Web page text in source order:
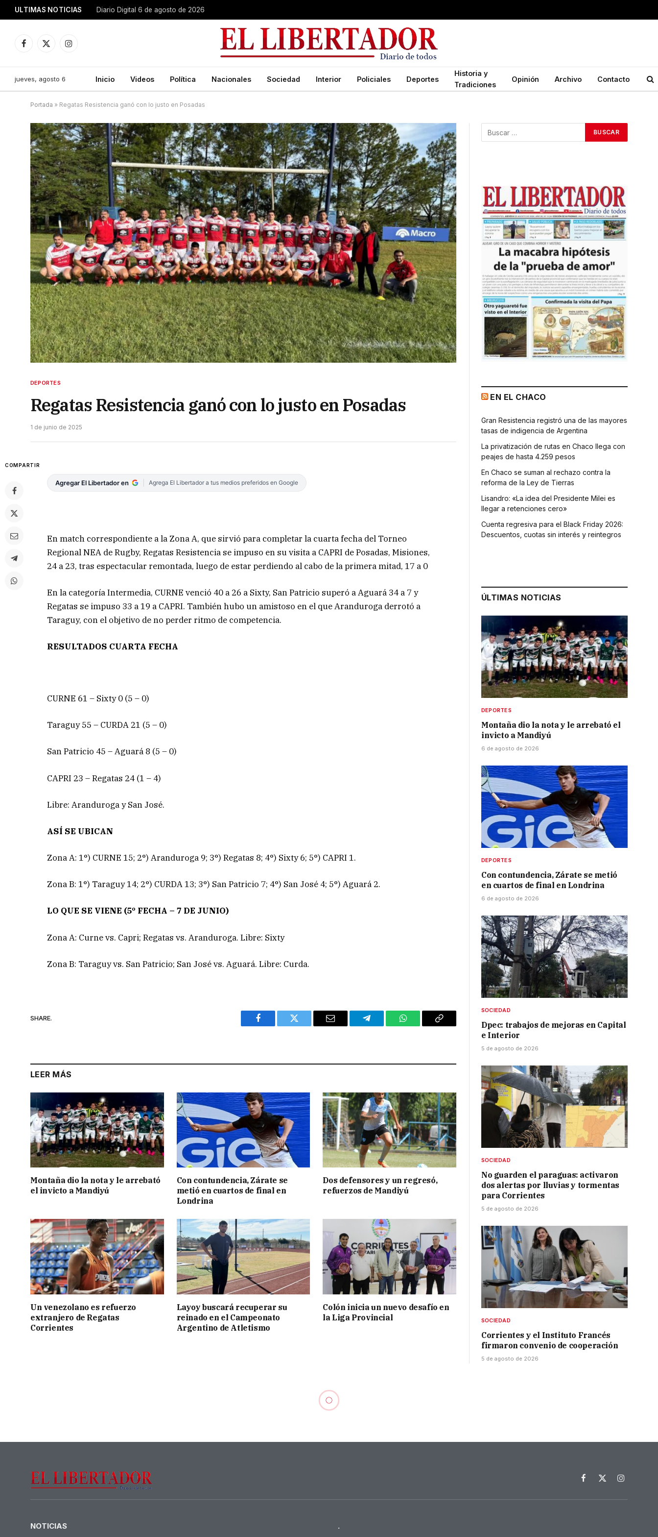
ULTIMAS NOTICIAS Diario Digital 6 de agosto de 2026
Facebook
X
Instagram
jueves, agosto 6 Inicio Videos Política Nacionales Sociedad Interior Policiales Deportes
Historia y
Tradiciones
Opinión Archivo Contacto
Portada » Regatas Resistencia ganó con lo justo en Posadas
DEPORTES
Regatas Resistencia ganó con lo justo en Posadas
1 de junio de 2025
COMPARTIR
Agregar El Libertador en Agrega El Libertador a tus medios preferidos en Google
En match correspondiente a la Zona A, que sirvió para completar la cuarta fecha del Torneo
Regional NEA de Rugby, Regatas Resistencia se impuso en su visita a CAPRI de Posadas, Misiones,
24 a 23, tras espectacular remontada, luego de estar perdiendo al cabo de la primera mitad, 17 a 0
En la categoría Intermedia, CURNE venció 40 a 26 a Sixty, San Patricio superó a Aguará 34 a 7 y
Regatas se impuso 33 a 19 a CAPRI. También hubo un amistoso en el que Aranduroga derrotó a
Taraguy, con el objetivo de no perder ritmo de competencia.
RESULTADOS CUARTA FECHA
CURNE 61 – Sixty 0 (5 – 0)
Taraguy 55 – CURDA 21 (5 – 0)
San Patricio 45 – Aguará 8 (5 – 0)
CAPRI 23 – Regatas 24 (1 – 4)
Libre: Aranduroga y San José.
ASÍ SE UBICAN
Zona A: 1°) CURNE 15; 2°) Aranduroga 9; 3°) Regatas 8; 4°) Sixty 6; 5°) CAPRI 1.
Zona B: 1°) Taraguy 14; 2°) CURDA 13; 3°) San Patricio 7; 4°) San José 4; 5°) Aguará 2.
LO QUE SE VIENE (5º FECHA – 7 DE JUNIO)
Zona A: Curne vs. Capri; Regatas vs. Aranduroga. Libre: Sixty
Zona B: Taraguy vs. San Patricio; San José vs. Aguará. Libre: Curda.
SHARE.
Facebook Twitter Email Telegram WhatsAppCopy
LEER MÁS
Montaña dio la nota y le arrebató
el invicto a Mandiyú
Con contundencia, Zárate se
metió en cuartos de final en
Londrina
Dos defensores y un regresó,
refuerzos de Mandiyú
Un venezolano es refuerzo
extranjero de Regatas
Corrientes
Layoy buscará recuperar su
reinado en el Campeonato
Argentino de Atletismo
Colón inicia un nuevo desafío en
la Liga Provincial
EN EL CHACO
Gran Resistencia registró una de las mayores
tasas de indigencia de Argentina
La privatización de rutas en Chaco llega con
peajes de hasta 4.259 pesos
En Chaco se suman al rechazo contra la
reforma de la Ley de Tierras
Lisandro: «La idea del Presidente Milei es
llegar a retenciones cero»
Cuenta regresiva para el Black Friday 2026:
Descuentos, cuotas sin interés y reintegros
ÚLTIMAS NOTICIAS
DEPORTES
Montaña dio la nota y le arrebató el
invicto a Mandiyú
6 de agosto de 2026
DEPORTES
Con contundencia, Zárate se metió
en cuartos de final en Londrina
6 de agosto de 2026
SOCIEDAD
Dpec: trabajos de mejoras en Capital
e Interior
5 de agosto de 2026
SOCIEDAD
No guarden el paraguas: activaron
dos alertas por lluvias y tormentas
para Corrientes
5 de agosto de 2026
SOCIEDAD
Corrientes y el Instituto Francés
firmaron convenio de cooperación
5 de agosto de 2026
Facebook
X
Instagram
NOTICIAS .